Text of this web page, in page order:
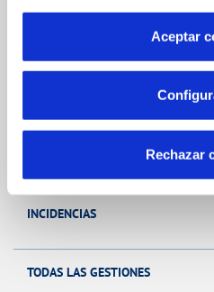
por tanto no se pueden
más información en nuestra
Aceptar
Rechazar
Gestiones Online
FACTURAS, PAGOS Y CONSUMOS
MODIFICACIÓN DE DATOS
INCIDENCIAS
TODAS LAS GESTIONES